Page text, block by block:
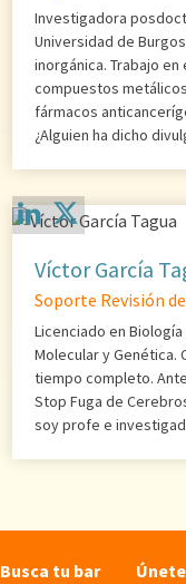
Investigadora
Universidad de
inorgánica. Trabajo
compuestos
fármacos
¿Alguien ha dicho
Víctor García
Soporte Revisión
Licenciado en
Molecular y Genética.
tiempo completo.
Stop Fuga de
soy profe e
Busca tu bar Únete